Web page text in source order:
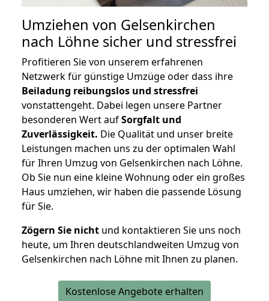
Umziehen von Gelsenkirchen
nach Löhne sicher und stressfrei
Profitieren Sie von unserem erfahrenen
Netzwerk für günstige Umzüge oder dass ihre
Beiladung reibungslos und stressfrei
vonstattengeht. Dabei legen unsere Partner
besonderen Wert aufSorgfalt und
Zuverlässigkeit. Die Qualität und unser breite
Leistungen machen uns zu der optimalen Wahl
für Ihren Umzug von Gelsenkirchen nach Löhne.
Ob Sie nun eine kleine Wohnung oder ein großes
Haus umziehen, wir haben die passende Lösung
für Sie.
Zögern Sie nicht und kontaktieren Sie uns noch
heute, um Ihren deutschlandweiten Umzug von
Gelsenkirchen nach Löhne mit Ihnen zu planen.
Kostenlose Angebote erhalten